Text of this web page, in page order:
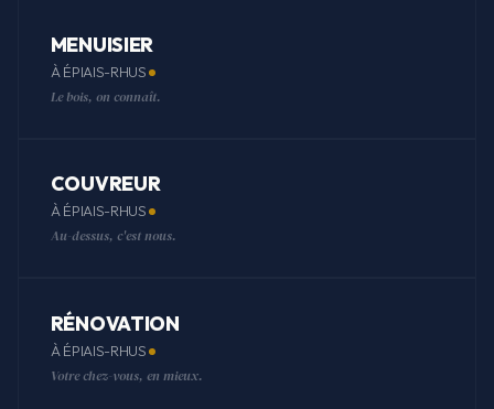
MENUISIER
À ÉPIAIS-RHUS
Le bois, on connaît.
COUVREUR
À ÉPIAIS-RHUS
Au-dessus, c'est nous.
RÉNOVATION
À ÉPIAIS-RHUS
Votre chez-vous, en mieux.